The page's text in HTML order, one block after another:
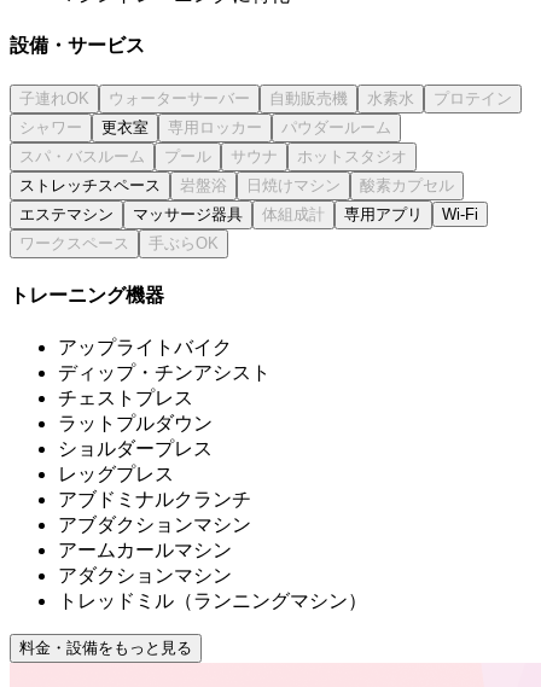
設備・サービス
更衣室
ストレッチスペース
エステマシン
マッサージ器具 専用アプリ Wi-Fi
トレーニング機器
アップライトバイク
ディップ・チンアシスト
チェストプレス
ラットプルダウン
ショルダープレス
レッグプレス
アブドミナルクランチ
アブダクションマシン
アームカールマシン
アダクションマシン
トレッドミル（ランニングマシン）
料金・設備をもっと見る